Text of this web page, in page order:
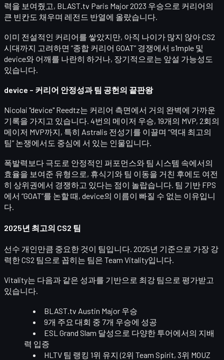
력을 보여줬고, BLAST.tv Paris Major 2023 우승으로 커리어의
큰 빈칸도 채우며 레전드 반열에 올랐습니다.
이미 전설적인 커리어를 쌓았지만, 아직 나이가 많지 않아 CS2
시대까지 고려하면 “종합 커리어 GOAT” 경쟁에서 s1mple 및
device와 어깨를 나란히 하거나, 장기적으로는 앞설 가능성도
있습니다.
device – 커리어 안정성과 팀 공헌의 끝판왕
Nicolai "device" Reedtz는 커리어 측면에서 거의 완벽에 가까운
기록을 가지고 있습니다. 4번의 메이저 우승, 19개의 MVP, 2회의
메이저 MVP까지, 특히 Astralis 전성기를 이끌며 “역대 최고의
팀” 논쟁에서도 중심에 서 있는 인물입니다.
폭발력보다 극도로 안정적인 퍼포먼스와 팀 시스템 속에서의
효율을 보여준 유형으로, 휴식기와 팀 이동을 거친 후에도 여전
히 상위권에서 경쟁하고 있다는 점이 놀랍습니다. 팀 기반 FPS
에서 “GOAT”를 논할 때, device의 이름이 빠질 수 없는 이유입니
다.
2025년 최고의 CS2 팀
선수 개인만큼 중요한 것이 팀입니다. 2025년 기준으로 가장 강
력한 CS2 팀 으로 꼽히는 팀은 Team Vitality입니다.
Vitality는 다음과 같은 성과를 기반으로 최강 팀으로 평가받고
있습니다.
BLAST.tv Austin Major 우승
9개 주요 대회 중 7개 우승에 성공
ESL Grand Slam 달성 으로 다양한 투어에서의 지배
력 입증
HLTV 팀 랭킹 1위 유지 (2위 Team Spirit, 3위 MOUZ